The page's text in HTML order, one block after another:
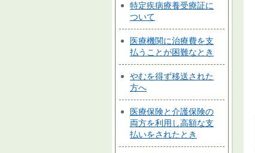
特定疾病療養受療証に
ついて
医療機関に治療費を支
払うことが困難なとき
やむを得ず移送された
方へ
医療保険と介護保険の
両方を利用し高額な支
払いをされたとき